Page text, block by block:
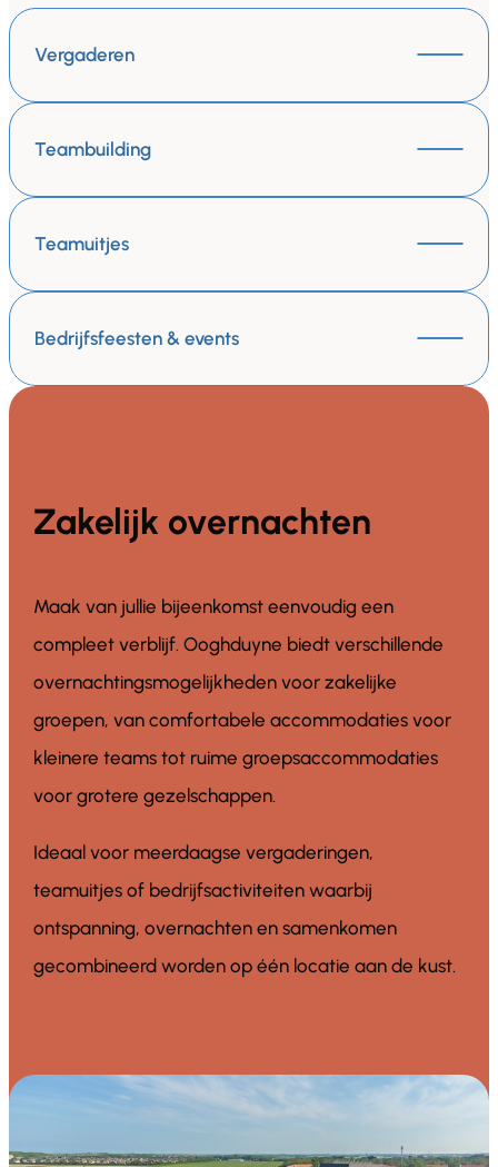
Vergaderen
Teambuilding
Teamuitjes
Bedrijfsfeesten & events
Zakelijk overnachten
Maak van jullie bijeenkomst eenvoudig een
compleet verblijf. Ooghduyne biedt verschillende
overnachtingsmogelijkheden voor zakelijke
groepen, van comfortabele accommodaties voor
kleinere teams tot ruime groepsaccommodaties
voor grotere gezelschappen.
Ideaal voor meerdaagse vergaderingen,
teamuitjes of bedrijfsactiviteiten waarbij
ontspanning, overnachten en samenkomen
gecombineerd worden op één locatie aan de kust.